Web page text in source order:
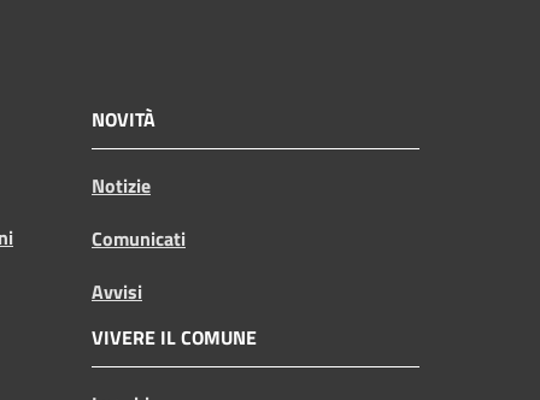
NOVITÀ
Notizie
Comunicati
Avvisi
VIVERE IL COMUNE